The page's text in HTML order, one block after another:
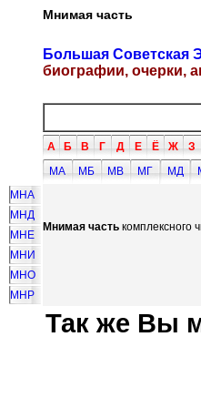
Мнимая часть
Большая Советская
биографии, очерки,
А Б В Г Д Е Ё Ж З
МА
МБ МВ МГ МД
МНА
МНД
МНЕ
МНИ
МНО
МНР
Мнимая часть комплексного
Так же Вы